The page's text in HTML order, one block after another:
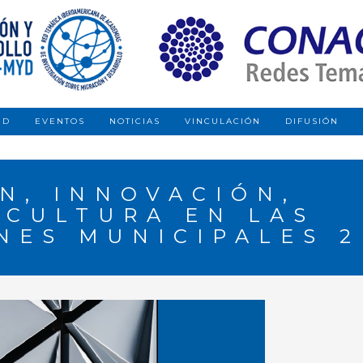
EVENTOS NOTICIAS VINCULACIÓN DIFUSIÓN
INNOVACIÓN,
EN LAS
MUNICIPALES 2